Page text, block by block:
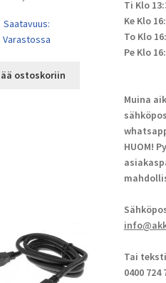
Saatavuus:
Varastossa
ostoskoriin
Ti Klo
Ke Klo
To Klo
Pe Klo
Muina
HUOM!
Tai
0400 724